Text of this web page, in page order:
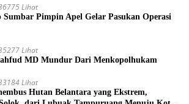
Lihat
Pimpin Apel Gelar Pasukan Operasi
Lihat
MD Mundur Dari Menkopolhukam
Lihat
Hutan Belantara yang Ekstrem,